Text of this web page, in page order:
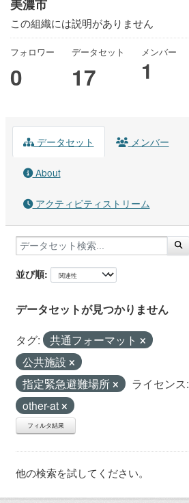
美濃市
この組織には説明がありません
フォロワー
0
データセット
17
メンバー
1
データセット メンバー
About
アクティビティストリーム
並び順
データセットが見つかりません
タグ:
共通フォーマット
公共施設
指定緊急避難場所
ライセンス:
other-at
フィルタ結果
他の検索を試してください。